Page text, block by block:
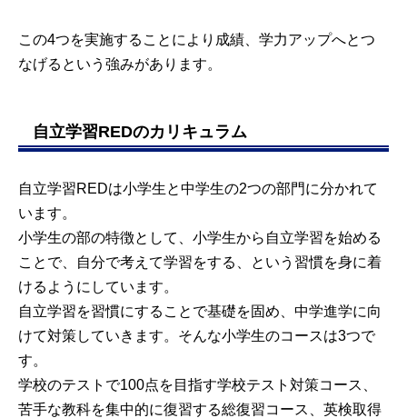
この4つを実施することにより成績、学力アップへとつ
なげるという強みがあります。
自立学習REDのカリキュラム
自立学習REDは小学生と中学生の2つの部門に分かれて
います。
小学生の部の特徴として、小学生から自立学習を始める
ことで、自分で考えて学習をする、という習慣を身に着
けるようにしています。
自立学習を習慣にすることで基礎を固め、中学進学に向
けて対策していきます。そんな小学生のコースは3つで
す。
学校のテストで100点を目指す学校テスト対策コース、
苦手な教科を集中的に復習する総復習コース、英検取得